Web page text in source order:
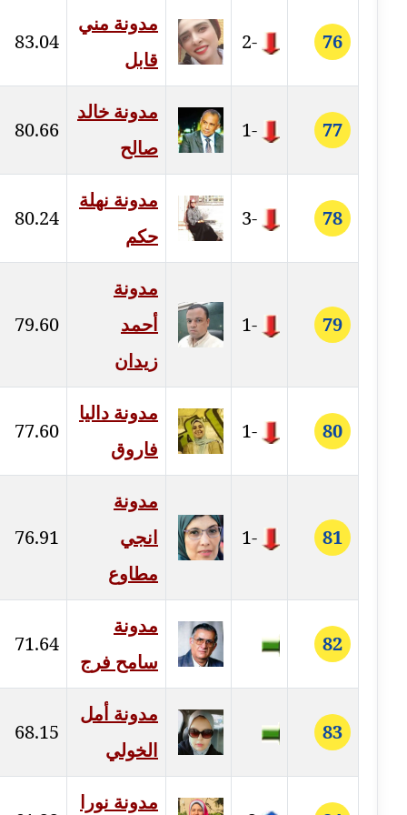
مدونة شيماء مكى
مدونة صفا غنيم
عاملة
مدونة صفاء فوزي
عاملة
مدونة صفية الجيار
مدونة طارق المسيري
مدونة طلبة رضوان
مدونة طه عبد الوهاب
عاملة
مدونة عاصم عرابي
مدونة عبد الحميد ابراهيم
عاملة
مدونة عبد الرحمن محمد
عاملة
مدونة عبد الكريم موسى
76
-2
مدونة مني
قابل
83.04
77
-1
مدونة خالد
صالح
80.66
78
-3
مدونة نهلة
حكم
80.24
79
-1
مدونة
أحمد
زيدان
79.60
80
-1
مدونة داليا
فاروق
77.60
81
-1
مدونة
انجي
مطاوع
76.91
82
مدونة
سامح فرج
71.64
83
مدونة أمل
الخولي
68.15
مدونة نورا